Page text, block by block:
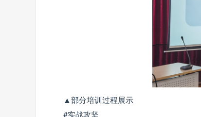
▲部分培训过程展示
#实战攻坚